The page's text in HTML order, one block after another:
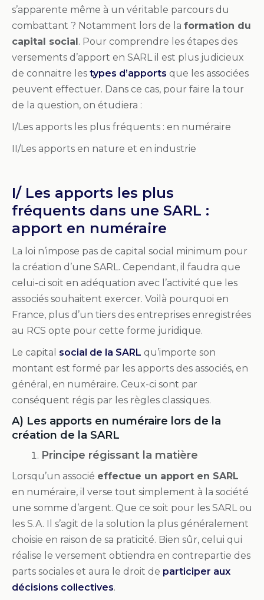
s’apparente même à un véritable parcours du
combattant ? Notamment lors de la formation du
capital social. Pour comprendre les étapes des
versements d’apport en SARL il est plus judicieux
de connaitre les types d’apports que les associées
peuvent effectuer. Dans ce cas, pour faire la tour
de la question, on étudiera :
I/Les apports les plus fréquents : en numéraire
II/Les apports en nature et en industrie
I/ Les apports les plus
fréquents dans une SARL :
apport en numéraire
La loi n’impose pas de capital social minimum pour
la création d’une SARL. Cependant, il faudra que
celui-ci soit en adéquation avec l’activité que les
associés souhaitent exercer. Voilà pourquoi en
France, plus d’un tiers des entreprises enregistrées
au RCS opte pour cette forme juridique.
Le capital social de la SARL qu’importe son
montant est formé par les apports des associés, en
général, en numéraire. Ceux-ci sont par
conséquent régis par les règles classiques.
A) Les apports en numéraire lors de la
création de la SARL
Principe régissant la matière
Lorsqu’un associé effectue un apport en SARL
en numéraire, il verse tout simplement à la société
une somme d’argent. Que ce soit pour les SARL ou
les S.A. Il s’agit de la solution la plus généralement
choisie en raison de sa praticité. Bien sûr, celui qui
réalise le versement obtiendra en contrepartie des
parts sociales et aura le droit de participer aux
décisions collectives.